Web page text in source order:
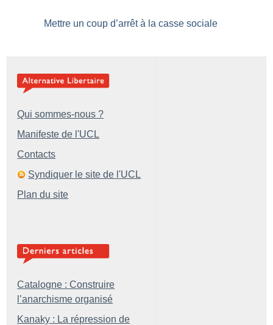
Mettre un coup d’arrêt à la casse sociale
Qui sommes-nous ?
Manifeste de l'UCL
Contacts
Syndiquer le site de l'UCL
Plan du site
Catalogne : Construire
l’anarchisme organisé
Kanaky : La répression de